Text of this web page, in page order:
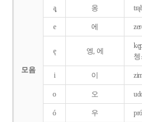
모음
ą̨ 옹
e 에
ę 엥, 에
쳉
i 이
o 오
ó 우